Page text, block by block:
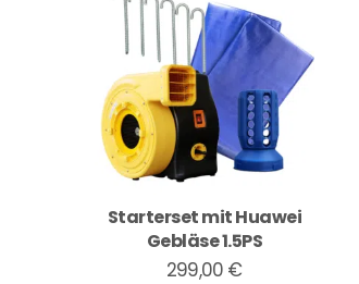
Starterset mit Huawei
Gebläse 1.5PS
299,00 €